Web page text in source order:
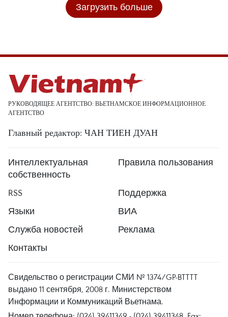
Загрузить больше
РУКОВОДЯЩЕЕ АГЕНТСТВО: ВЬЕТНАМСКОЕ ИНФОРМАЦИОННОЕ
АГЕНТСТВО
Главный редактор: ЧАН ТИЕН ДУАН
Интеллектуальная
собственность
Правила пользования
RSS
Поддержка
Языки
ВИА
Служба новостей
Реклама
Контакты
Свидельство о регистрации СМИ № 1374/GP-BTTTT
выдано 11 сентября, 2008 г. Министерством
Информации и Коммуникаций Вьетнама.